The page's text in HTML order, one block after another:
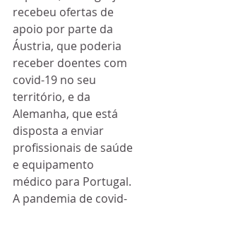
recebeu ofertas de
apoio por parte da
Áustria, que poderia
receber doentes com
covid-19 no seu
território, e da
Alemanha, que está
disposta a enviar
profissionais de saúde
e equipamento
médico para Portugal.
A pandemia de covid-